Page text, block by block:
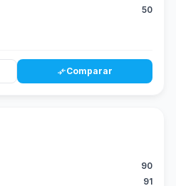
50
compare_arrowsComparar
90
91